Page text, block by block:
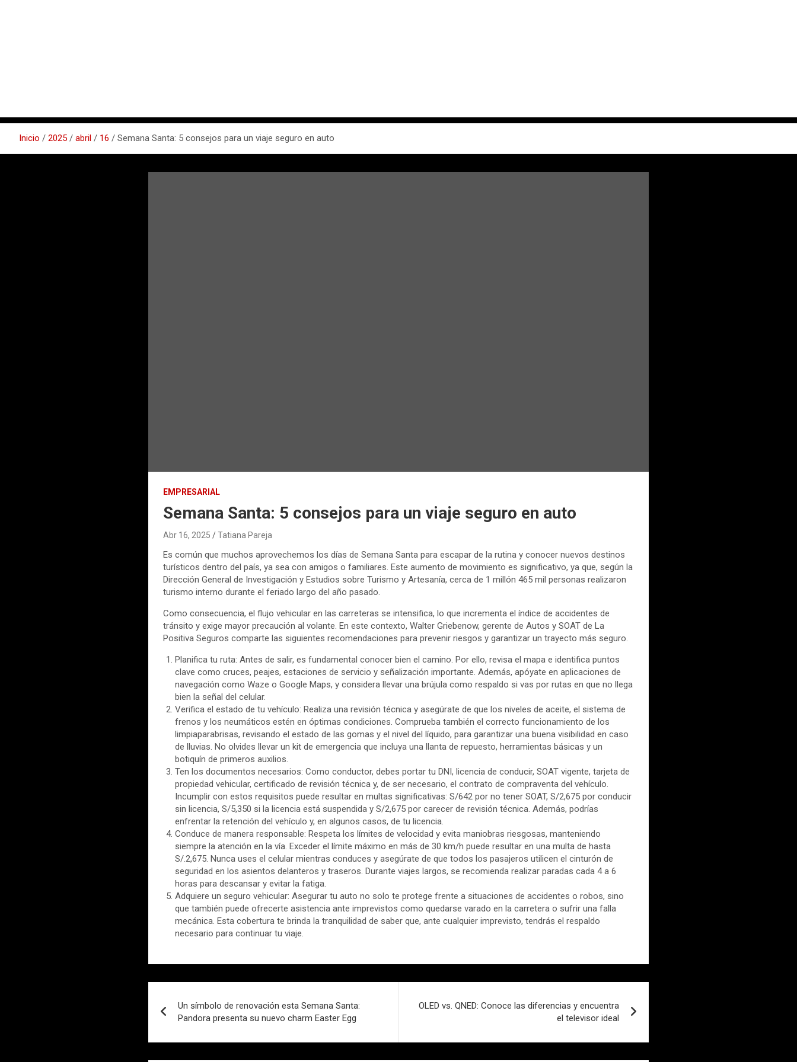
Inicio 2025 abril 16 Semana Santa: 5 consejos para un viaje seguro en auto
EMPRESARIAL
Semana Santa: 5 consejos para un viaje seguro en auto
Abr 16, 2025 Tatiana Pareja
Es común que muchos aprovechemos los días de Semana Santa para escapar de la rutina y conocer nuevos destinos
turísticos dentro del país, ya sea con amigos o familiares. Este aumento de movimiento es significativo, ya que, según la
Dirección General de Investigación y Estudios sobre Turismo y Artesanía, cerca de 1 millón 465 mil personas realizaron
turismo interno durante el feriado largo del año pasado.
Como consecuencia, el flujo vehicular en las carreteras se intensifica, lo que incrementa el índice de accidentes de
tránsito y exige mayor precaución al volante. En este contexto, Walter Griebenow, gerente de Autos y SOAT de La
Positiva Seguros comparte las siguientes recomendaciones para prevenir riesgos y garantizar un trayecto más seguro.
Planifica tu ruta: Antes de salir, es fundamental conocer bien el camino. Por ello, revisa el mapa e identifica puntos
clave como cruces, peajes, estaciones de servicio y señalización importante. Además, apóyate en aplicaciones de
navegación como Waze o Google Maps, y considera llevar una brújula como respaldo si vas por rutas en que no llega
bien la señal del celular.
Verifica el estado de tu vehículo: Realiza una revisión técnica y asegúrate de que los niveles de aceite, el sistema de
frenos y los neumáticos estén en óptimas condiciones. Comprueba también el correcto funcionamiento de los
limpiaparabrisas, revisando el estado de las gomas y el nivel del líquido, para garantizar una buena visibilidad en caso
de lluvias. No olvides llevar un kit de emergencia que incluya una llanta de repuesto, herramientas básicas y un
botiquín de primeros auxilios.
Ten los documentos necesarios: Como conductor, debes portar tu DNI, licencia de conducir, SOAT vigente, tarjeta de
propiedad vehicular, certificado de revisión técnica y, de ser necesario, el contrato de compraventa del vehículo.
Incumplir con estos requisitos puede resultar en multas significativas: S/642 por no tener SOAT, S/2,675 por conducir
sin licencia, S/5,350 si la licencia está suspendida y S/2,675 por carecer de revisión técnica. Además, podrías
enfrentar la retención del vehículo y, en algunos casos, de tu licencia.
Conduce de manera responsable: Respeta los límites de velocidad y evita maniobras riesgosas, manteniendo
siempre la atención en la vía. Exceder el límite máximo en más de 30 km/h puede resultar en una multa de hasta
S/.2,675. Nunca uses el celular mientras conduces y asegúrate de que todos los pasajeros utilicen el cinturón de
seguridad en los asientos delanteros y traseros. Durante viajes largos, se recomienda realizar paradas cada 4 a 6
horas para descansar y evitar la fatiga.
Adquiere un seguro vehicular: Asegurar tu auto no solo te protege frente a situaciones de accidentes o robos, sino
que también puede ofrecerte asistencia ante imprevistos como quedarse varado en la carretera o sufrir una falla
mecánica. Esta cobertura te brinda la tranquilidad de saber que, ante cualquier imprevisto, tendrás el respaldo
necesario para continuar tu viaje.
de
entradas
Un símbolo de renovación esta Semana Santa:
Pandora presenta su nuevo charm Easter Egg
OLED vs. QNED: Conoce las diferencias y encuentra
el televisor ideal